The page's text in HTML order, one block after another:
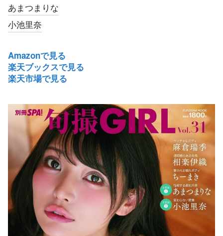
あまつまりな
小池里奈
Amazonで見る
楽天ブックスで見る
楽天市場で見る